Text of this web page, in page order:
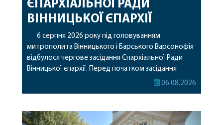
ЄПАРХІАЛЬНОЇ РАДИ
ВІННИЦЬКОЇ ЄПАРХІЇ
6 серпня 2026 року під головуванням
митрополита Вінницького і Барського Варсонофія
відбулося чергове засідання Єпархіальної Ради
Вінницької єпархії. Перед початком засідання
секретар Єпархіальної Ради від імені членів Ради
побажавши йому міцного здоров’я, Божої
06.08.2026